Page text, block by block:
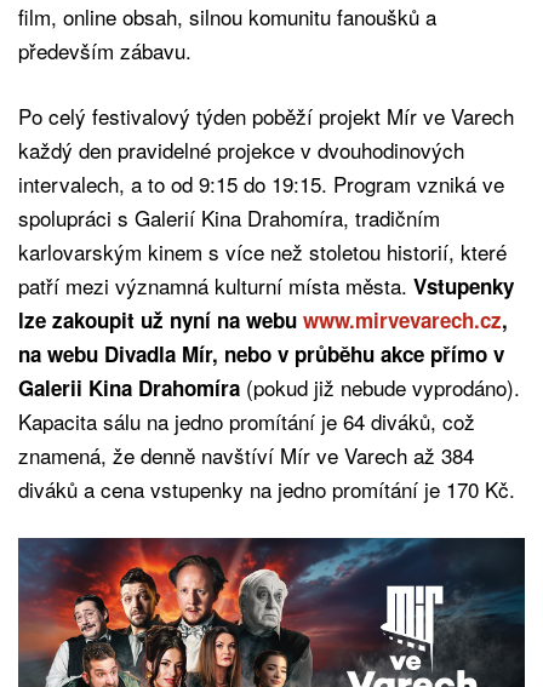
film, online obsah, silnou komunitu fanoušků a
především zábavu.
Po celý festivalový týden poběží projekt Mír ve Varech
každý den pravidelné projekce v dvouhodinových
intervalech, a to od 9:15 do 19:15. Program vzniká ve
spolupráci s Galerií Kina Drahomíra, tradičním
karlovarským kinem s více než stoletou historií, které
patří mezi významná kulturní místa města. Vstupenky
lze zakoupit už nyní na webu www.mirvevarech.cz,
na webu Divadla Mír, nebo v průběhu akce přímo v
Galerii Kina Drahomíra (pokud již nebude vyprodáno).
Kapacita sálu na jedno promítání je 64 diváků, což
znamená, že denně navštíví Mír ve Varech až 384
diváků a cena vstupenky na jedno promítání je 170 Kč.